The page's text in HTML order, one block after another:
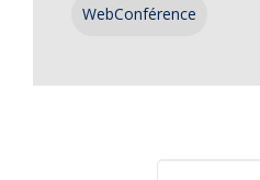
WebConférence